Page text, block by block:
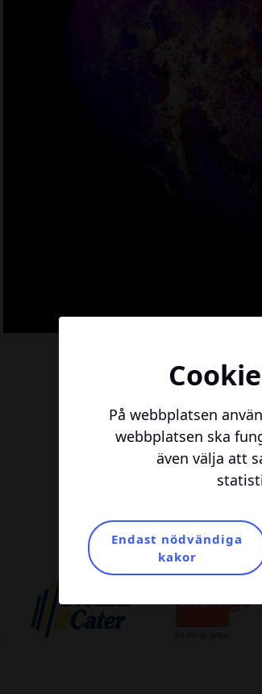
Jump
På webbplatsen
webbplatsen ska
även välja att
Endast nödvändiga
kakor